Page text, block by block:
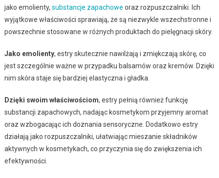
jako emolienty, substancje zapachowe oraz rozpuszczalniki. Ich
wyjątkowe właściwości sprawiają, że są niezwykle wszechstronne i
powszechnie stosowane w różnych produktach do pielęgnacji skóry.
Jako emolienty, estry skutecznie nawilżają i zmiękczają skórę, co
jest szczególnie ważne w przypadku balsamów oraz kremów. Dzięki
nim skóra staje się bardziej elastyczna i gładka.
Dzięki swoim właściwościom, estry pełnią również funkcję
substancji zapachowych, nadając kosmetykom przyjemny aromat
oraz wzbogacając ich doznania sensoryczne. Dodatkowo estry
działają jako rozpuszczalniki, ułatwiając mieszanie składników
aktywnych w kosmetykach, co przyczynia się do zwiększenia ich
efektywności.